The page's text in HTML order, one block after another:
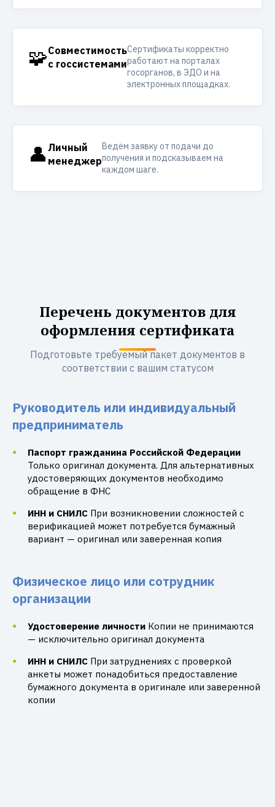
🧩Совместимость
с госсистемами
Сертификаты корректно
работают на порталах
госорганов, в ЭДО и на
электронных площадках.
👤 Личный
менеджер
Ведём заявку от подачи до
получения и подсказываем на
каждом шаге.
Перечень документов для
оформления сертификата
Подготовьте требуемый пакет документов в
соответствии с вашим статусом
Руководитель или индивидуальный
предприниматель
Паспорт гражданина Российской Федерации
Только оригинал документа. Для альтернативных
удостоверяющих документов необходимо
обращение в ФНС
ИНН и СНИЛС При возникновении сложностей с
верификацией может потребуется бумажный
вариант — оригинал или заверенная копия
Физическое лицо или сотрудник
организации
Удостоверение личности Копии не принимаются
— исключительно оригинал документа
ИНН и СНИЛС При затруднениях с проверкой
анкеты может понадобиться предоставление
бумажного документа в оригинале или заверенной
копии